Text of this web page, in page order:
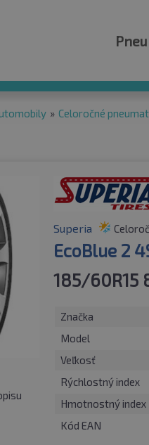
» Celoročné
Superia
EcoBlue 2
185/60R15
Značka
Model
Veľkosť
Rýchlostný index
Hmotnostný index
Kód EAN